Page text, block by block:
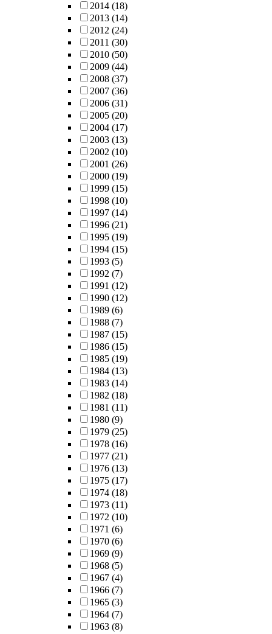
2014 (18)
2013 (14)
2012 (24)
2011 (30)
2010 (50)
2009 (44)
2008 (37)
2007 (36)
2006 (31)
2005 (20)
2004 (17)
2003 (13)
2002 (10)
2001 (26)
2000 (19)
1999 (15)
1998 (10)
1997 (14)
1996 (21)
1995 (19)
1994 (15)
1993 (5)
1992 (7)
1991 (12)
1990 (12)
1989 (6)
1988 (7)
1987 (15)
1986 (15)
1985 (19)
1984 (13)
1983 (14)
1982 (18)
1981 (11)
1980 (9)
1979 (25)
1978 (16)
1977 (21)
1976 (13)
1975 (17)
1974 (18)
1973 (11)
1972 (10)
1971 (6)
1970 (6)
1969 (9)
1968 (5)
1967 (4)
1966 (7)
1965 (3)
1964 (7)
1963 (8)